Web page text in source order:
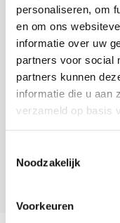
personaliseren, om
en om ons
informatie over uw
partners voor social
partners kunnen
informatie die u aan
verzameld op basis
Noodzakelijk
Voorkeuren
30 dagen
Vandaag